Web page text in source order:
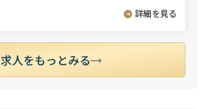
詳細を見る
求人をもっとみる